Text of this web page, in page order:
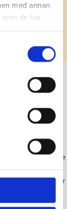
med annan
som de har
enkät
trivs i vår
i rätt riktning. De
är också glädjande
och som vi
– nu inte dyker